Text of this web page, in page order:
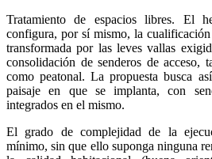
Tratamiento de espacios libres. El
configura, por sí mismo, la
transformada por las leves vallas
consolidación de senderos de acceso,
como peatonal. La propuesta busca
paisaje en que se implanta, con
integrados en el mismo.
El grado de complejidad de la
mínimo, sin que ello suponga ninguna